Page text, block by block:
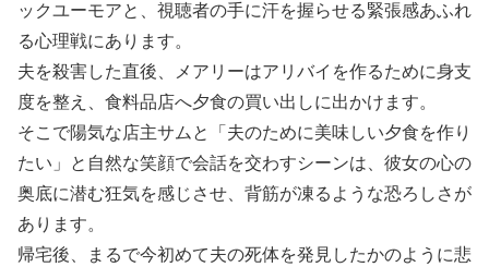
ックユーモアと、視聴者の手に汗を握らせる緊張感あふれ
る心理戦にあります。
夫を殺害した直後、メアリーはアリバイを作るために身支
度を整え、食料品店へ夕食の買い出しに出かけます。
そこで陽気な店主サムと「夫のために美味しい夕食を作り
たい」と自然な笑顔で会話を交わすシーンは、彼女の心の
奥底に潜む狂気を感じさせ、背筋が凍るような恐ろしさが
あります。
帰宅後、まるで今初めて夫の死体を発見したかのように悲